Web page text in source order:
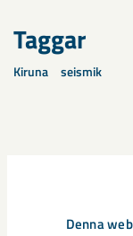
Denna
Taggar
Kiruna seismik